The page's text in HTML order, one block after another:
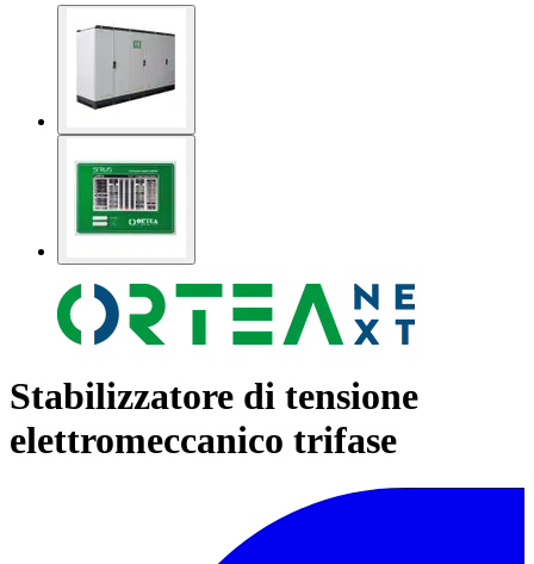
Stabilizzatore di tensione
elettromeccanico trifase